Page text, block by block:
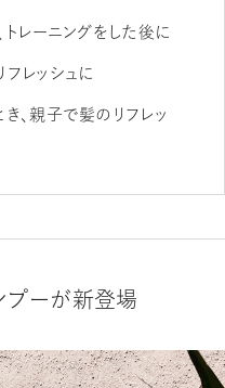
トレーニングをした後に
レッシュに
、親子で髪のリフレッ
プーが新登場